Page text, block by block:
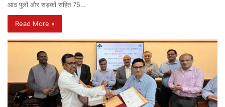
आठ पुलों और सड़कों सहित 75…
Read More »